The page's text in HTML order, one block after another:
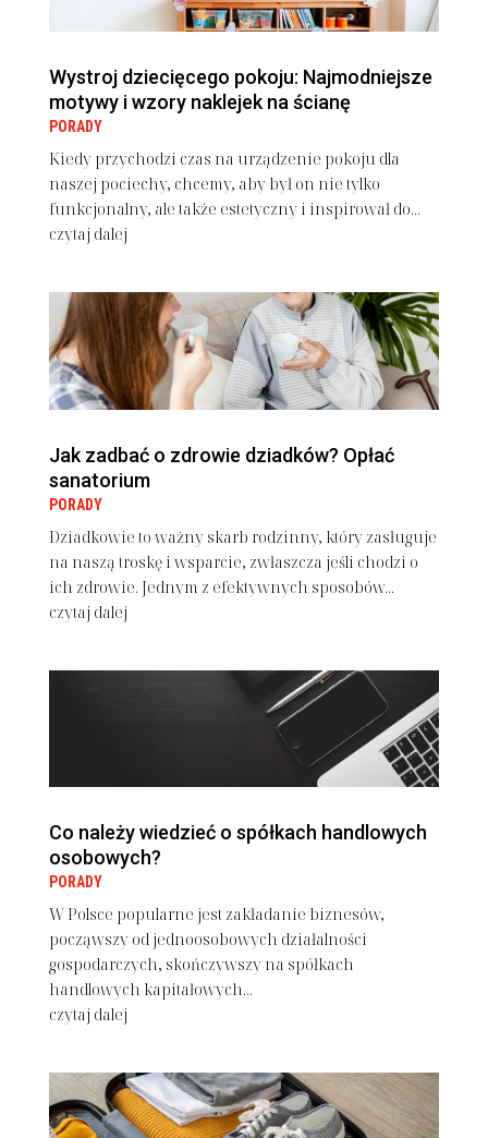
Wystroj dziecięcego pokoju: Najmodniejsze
motywy i wzory naklejek na ścianę
PORADY
Kiedy przychodzi czas na urządzenie pokoju dla
naszej pociechy, chcemy, aby był on nie tylko
funkcjonalny, ale także estetyczny i inspirował do...
czytaj dalej
Jak zadbać o zdrowie dziadków? Opłać
sanatorium
PORADY
Dziadkowie to ważny skarb rodzinny, który zasługuje
na naszą troskę i wsparcie, zwłaszcza jeśli chodzi o
ich zdrowie. Jednym z efektywnych sposobów...
czytaj dalej
Co należy wiedzieć o spółkach handlowych
osobowych?
PORADY
W Polsce popularne jest zakładanie biznesów,
począwszy od jednoosobowych działalności
gospodarczych, skończywszy na spółkach
handlowych kapitałowych...
czytaj dalej